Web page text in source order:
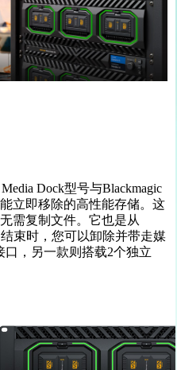
Dock型号与Blackmagic
立即移除的高性能存储。这
需复制文件。它也是从
束时，您可以卸除并带走媒
，另一款则搭载2个独立